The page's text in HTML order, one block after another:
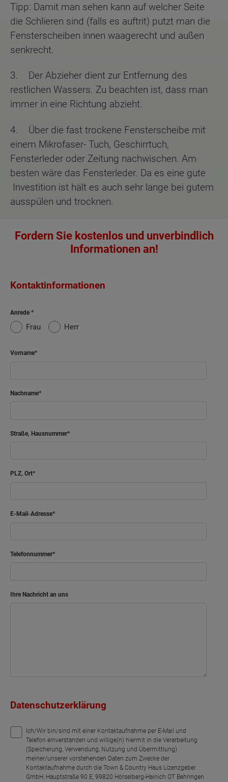
Tipp: Damit man sehen kann auf welcher Seite
die Schlieren sind (falls es auftrit) putzt man die
Fensterscheiben innen waagerecht und außen
senkrecht.
3. Der Abzieher dient zur Entfernung des
restlichen Wassers. Zu beachten ist, dass man
immer in eine Richtung abzieht.
4. Über die fast trockene Fensterscheibe mit
einem Mikrofaser- Tuch, Geschirrtuch,
Fensterleder oder Zeitung nachwischen. Am
besten wäre das Fensterleder. Da es eine gute
Investition ist hält es auch sehr lange bei gutem
ausspülen und trocknen.
Fordern Sie kostenlos und unverbindlich
Informationen an!
Kontaktinformationen
Anrede
Frau Herr
Vorname
Nachname
Straße, Hausnummer
PLZ, Ort
E-Mail-Adresse
Telefonnummer
Ihre Nachricht an uns
Datenschutzerklärung
Ich/Wir bin/sind mit einer Kontaktaufnahme per E-Mail und
Telefon einverstanden und willige(n) hiermit in die Verarbeitung
(Speicherung, Verwendung, Nutzung und Übermittlung)
meiner/unserer vorstehenden Daten zum Zwecke der
Kontaktaufnahme durch die Town & Country Haus Lizenzgeber
GmbH, Hauptstraße 90 E, 99820 Hörselberg-Hainich OT Behringen